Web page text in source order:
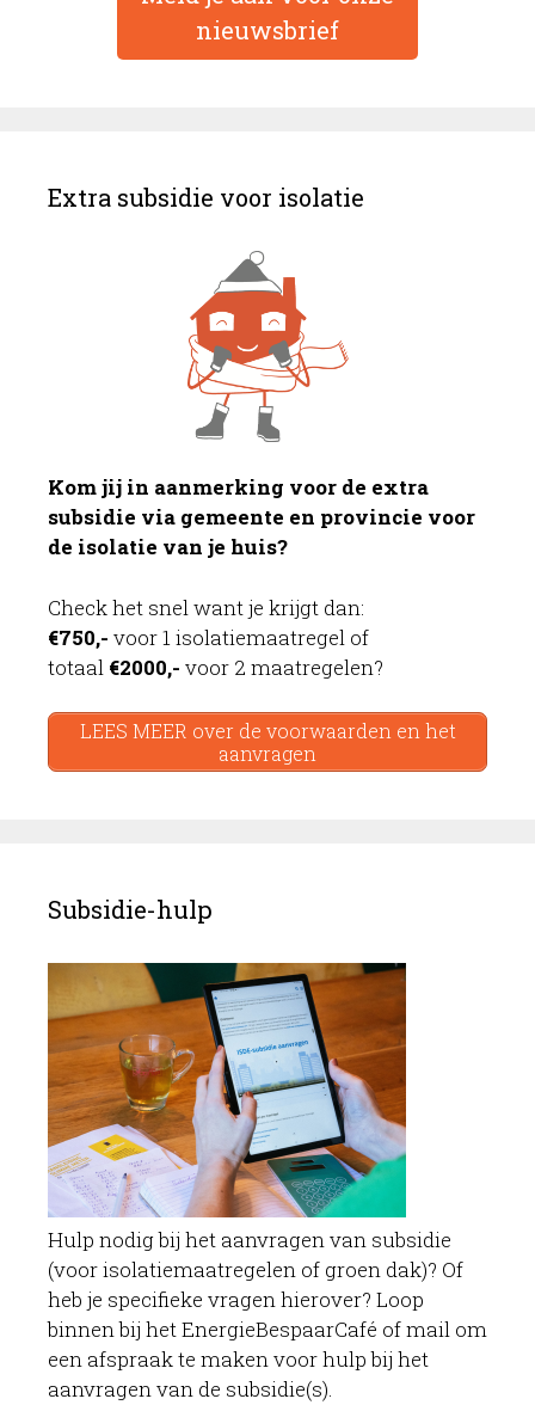
nieuwsbrief
Extra subsidie voor isolatie
Kom jij in aanmerking voor de extra
subsidie via gemeente en provincie voor
de isolatie van je huis?
Check het snel want je krijgt dan:
€750,- voor 1 isolatiemaatregel of
totaal €2000,- voor 2 maatregelen?
LEES MEER over de voorwaarden en het
aanvragen
Subsidie-hulp
Hulp nodig bij het aanvragen van subsidie
(voor isolatiemaatregelen of groen dak)? Of
heb je specifieke vragen hierover? Loop
binnen bij het EnergieBespaarCafé of mail om
een afspraak te maken voor hulp bij het
aanvragen van de subsidie(s).